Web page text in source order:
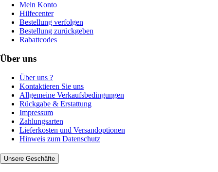
Mein Konto
Hilfecenter
Bestellung verfolgen
Bestellung zurückgeben
Rabattcodes
Über uns
Über uns ?
Kontaktieren Sie uns
Allgemeine Verkaufsbedingungen
Rückgabe & Erstattung
Impressum
Zahlungsarten
Lieferkosten und Versandoptionen
Hinweis zum Datenschutz
Unsere Geschäfte